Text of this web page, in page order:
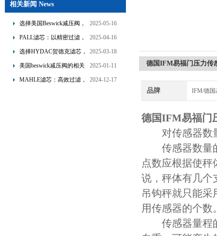
相关新闻 News
选择美国Beswick减压阀，
提升流体系统效率
2025-05-16
PALL滤芯：以精密过滤，
为工业流体筑起“隐形安全
2025-04-16
选择HYDAC贺德克滤芯，
享受精准过滤与稳定性能
2025-03-18
美国beswick减压阀的相关
知识
2025-01-11
MAHLE滤芯：高效过滤，
2024-12-17
德国IFM易福门压力传
品牌 IFM/德国
德国IFM易福门
对传感器数
传感器数量的
点数应根据使
说，秤体有几个
吊钩秤就只能
用传感器的个数
传感器量程的